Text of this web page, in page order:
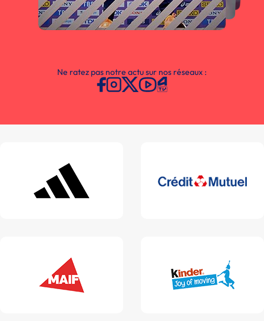
Ne ratez pas notre actu sur nos réseaux :